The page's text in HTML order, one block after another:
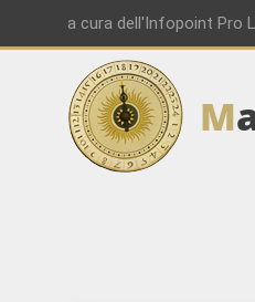
a cura dell'Infopoint Pro
M